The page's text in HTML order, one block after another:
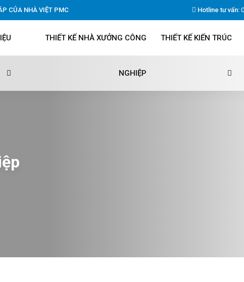
CỦA NHÀ VIỆT PMC Hotline tư vấn:
THIẾT KẾ NHÀ XƯỞNG CÔNG
NGHIỆP
THIẾT KẾ KIẾN TRÚC